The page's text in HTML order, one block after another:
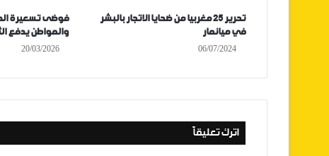
تحرير 25 مغربيا من ضحايا الاتجار بالبشر
في ميانمار
06/07/2024
فوضى تسعيرة
والمواطن يدفع
20/03/2026
اترك تعليقاً